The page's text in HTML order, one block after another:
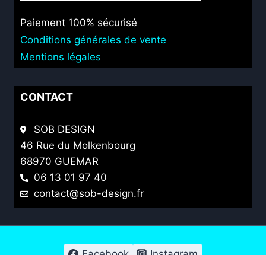
Paiement 100% sécurisé
Conditions générales de vente
Mentions légales
CONTACT
SOB DESIGN
46 Rue du Molkenbourg
68970 GUEMAR
06 13 01 97 40
contact@sob-design.fr